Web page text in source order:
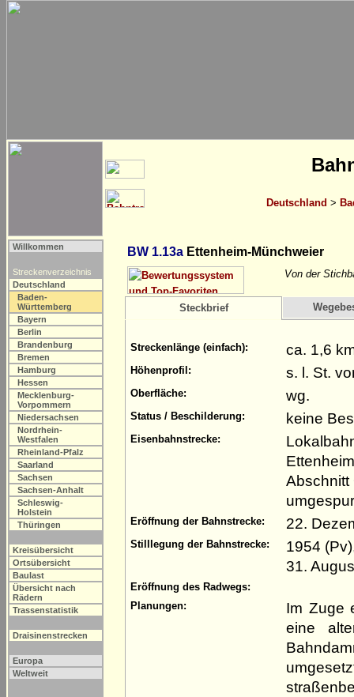
Deutschland >
Willkommen
Streckenverzeichnis
Deutschland
Baden-
Württemberg
Bayern
Berlin
Brandenburg
Bremen
Hamburg
Hessen
Mecklenburg-
Vorpommern
Niedersachsen
Nordrhein-
Westfalen
Rheinland-Pfalz
Saarland
Sachsen
Sachsen-Anhalt
Schleswig-
Holstein
Thüringen
Kreisübersicht
Ortsübersicht
Baulast
Übersicht nach
Rädern
Trassenstatistik
Draisinenstrecken
Europa
Weltweit
BW 1.13a Ettenheim-Münchweier
Von der
Steckbrief
Streckenlänge (einfach): ca. 1,6
Höhenprofil: s. l. St.
Oberfläche: wg.
Status / Beschilderung: keine
Eisenbahnstrecke:
Abschnitt
Eröffnung der Bahnstrecke: 22.
Stilllegung der Bahnstrecke:
1954
31.
Eröffnung des Radwegs:
Planungen:
Im Zuge
eine